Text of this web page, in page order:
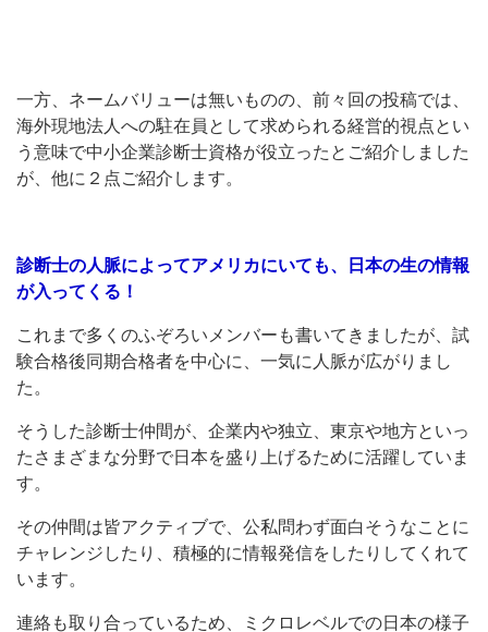
一方、ネームバリューは無いものの、前々回の投稿では、
海外現地法人への駐在員として求められる経営的視点とい
う意味で中小企業診断士資格が役立ったとご紹介しました
が、他に２点ご紹介します。
診断士の人脈によってアメリカにいても、日本の生の情報
が入ってくる！
これまで多くのふぞろいメンバーも書いてきましたが、試
験合格後同期合格者を中心に、一気に人脈が広がりまし
た。
そうした診断士仲間が、企業内や独立、東京や地方といっ
たさまざまな分野で日本を盛り上げるために活躍していま
す。
その仲間は皆アクティブで、公私問わず面白そうなことに
チャレンジしたり、積極的に情報発信をしたりしてくれて
います。
連絡も取り合っているため、ミクロレベルでの日本の様子